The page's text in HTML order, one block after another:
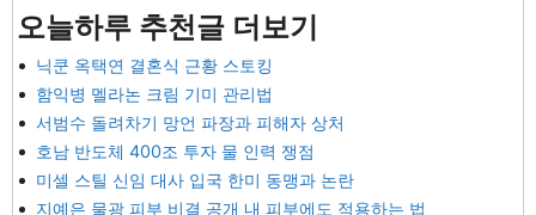
오늘하루 추천글 더보기
닉쿤 옥택연 결혼식 근황 스토킹
함익병 멜라논 크림 기미 관리법
서범수 돌려차기 망언 파장과 피해자 상처
호남 반도체 400조 투자 물 인력 쟁점
미셀 스틸 신임 대사 입국 한미 동맹과 논란
지예은 물광 피부 비결 공개 내 피부에도 적용하는 법